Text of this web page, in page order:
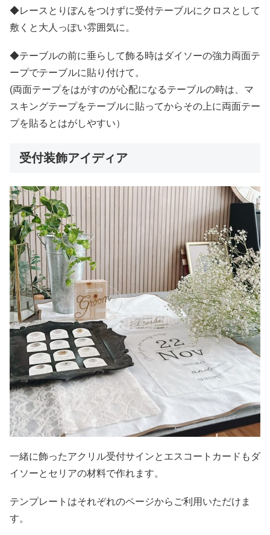
◆レースとりぼんをつけずに受付テーブルにクロスとして
敷くと大人っぽい雰囲気に。
◆テーブルの前に垂らして飾る時はダイソーの強力両面テ
ープでテーブルに貼り付けて。
(両面テープをはがすのが心配になるテーブルの時は、マ
スキングテープをテーブルに貼ってからその上に両面テー
プを貼るとはがしやすい）
受付装飾アイディア
一緒に飾ったアクリル受付サインとエスコートカードもダ
イソーとセリアの材料で作れます。
テンプレートはそれぞれのページからご利用いただけま
す。